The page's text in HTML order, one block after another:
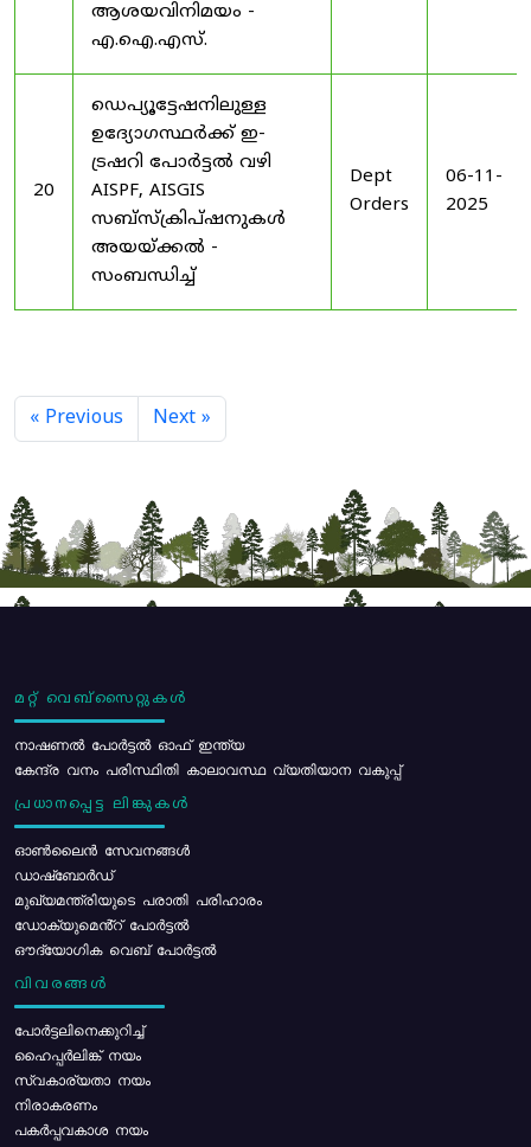
ആശയവിനിമയം -
എ.ഐ.എസ്.
20
ഡെപ്യൂട്ടേഷനിലുള്ള
ഉദ്യോഗസ്ഥർക്ക് ഇ-
ട്രഷറി പോർട്ടൽ വഴി
AISPF, AISGIS
സബ്‌സ്‌ക്രിപ്‌ഷനുകൾ
അയയ്ക്കൽ -
സംബന്ധിച്ച്
Dept
Orders
06-11-
2025
« Previous Next »
മറ്റ് വെബ്സൈറ്റുകൾ
നാഷണൽ പോർട്ടൽ ഓഫ് ഇന്ത്യ
കേന്ദ്ര വനം പരിസ്ഥിതി കാലാവസ്ഥ വ്യതിയാന വകുപ്പ്
പ്രധാനപ്പെട്ട ലിങ്കുകൾ
ഓൺലൈൻ സേവനങ്ങൾ
ഡാഷ്ബോർഡ്
മുഖ്യമന്ത്രിയുടെ പരാതി പരിഹാരം
ഡോക്യുമെൻ്റ് പോർട്ടൽ
ഔദ്യോഗിക വെബ് പോർട്ടൽ
വിവരങ്ങൾ
പോര്‍ട്ടലിനെക്കുറിച്ച്
ഹൈപ്പർലിങ്ക് നയം
സ്വകാര്യതാ നയം
നിരാകരണം
പകർപ്പവകാശ നയം